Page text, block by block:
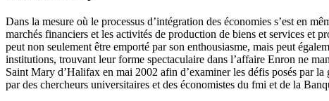
Dans la mesure où le processus d’intégration des économies s’est en
marchés financiers et les activités de production de biens et services et
peut non seulement être emporté par son enthousiasme, mais peut
institutions, trouvant leur forme spectaculaire dans l’affaire Enron ne
Saint Mary d’Halifax en mai 2002 afin d’examiner les défis posés par
par des chercheurs universitaires et des économistes du fmi et de la